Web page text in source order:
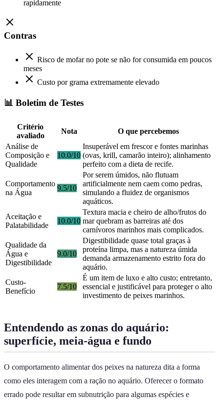
rapidamente
Contras
Risco de mofar no pote se não for consumida em poucos
meses
Custo por grama extremamente elevado
📊 Boletim de Testes
Critério
avaliado
Nota
O que percebemos
Análise de
Composição e
Qualidade
10.0/10
Insuperável em frescor e fontes marinhas
(ovas, krill, camarão inteiro); alinhamento
perfeito com a dieta de recife.
Comportamento
na Água
9.5/10
Por serem úmidos, não flutuam
artificialmente nem caem como pedras,
simulando a fluidez de organismos
aquáticos.
Aceitação e
Palatabilidade
10.0/10
Textura macia e cheiro de alho/frutos do
mar quebram as barreiras até dos
carnívoros marinhos mais complicados.
Qualidade da
Água e
Digestibilidade
9.0/10
Digestibilidade quase total graças à
proteína limpa, mas a natureza úmida
demanda armazenamento estrito fora do
aquário.
Custo-
Benefício
7.5/10
É um item de luxo e alto custo; entretanto,
essencial e justificável para proteger o alto
investimento de peixes marinhos.
Entendendo as zonas do aquário:
superfície, meia-água e fundo
O comportamento alimentar dos peixes na natureza dita a forma
como eles interagem com a ração no aquário. Oferecer o formato
errado pode resultar em subnutrição para algumas espécies e